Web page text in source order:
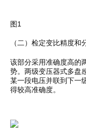
图1
（二）检定变比精度
该部分采用准确度高的
势。两级变压器式多盘
某一段电压并联到下一
得较高准确度。